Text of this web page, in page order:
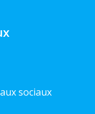
sociaux